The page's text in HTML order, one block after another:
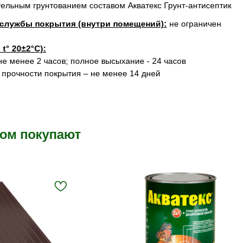
грунтованием составом Акватекс Грунт-антисептик
покрытия (внутри помещений): не ограничен
20±2°С):
менее 2 часов; полное высыхание - 24 часов
покрытия – не менее 14 дней
покупают